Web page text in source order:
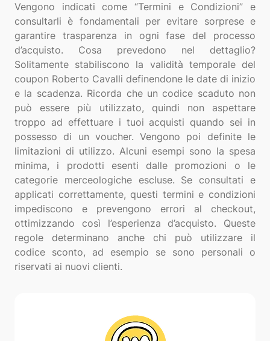
Vengono indicati come “Termini e Condizioni” e
consultarli è fondamentali per evitare sorprese e
garantire trasparenza in ogni fase del processo
d’acquisto. Cosa prevedono nel dettaglio?
Solitamente stabiliscono la validità temporale del
coupon Roberto Cavalli definendone le date di inizio
e la scadenza. Ricorda che un codice scaduto non
può essere più utilizzato, quindi non aspettare
troppo ad effettuare i tuoi acquisti quando sei in
possesso di un voucher. Vengono poi definite le
limitazioni di utilizzo. Alcuni esempi sono la spesa
minima, i prodotti esenti dalle promozioni o le
categorie merceologiche escluse. Se consultati e
applicati correttamente, questi termini e condizioni
impediscono e prevengono errori al checkout,
ottimizzando così l’esperienza d’acquisto. Queste
regole determinano anche chi può utilizzare il
codice sconto, ad esempio se sono personali o